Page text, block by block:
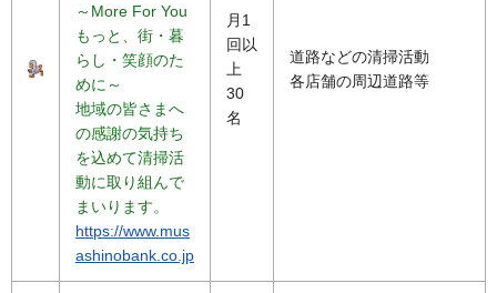
～More For You
もっと、街・暮
らし・笑顔のた
めに～
地域の皆さまへ
の感謝の気持ち
を込めて清掃活
動に取り組んで
まいります。
https://www.mus
ashinobank.co.jp
月1
回以
上
30
名
道路などの清掃活動
各店舗の周辺道路等